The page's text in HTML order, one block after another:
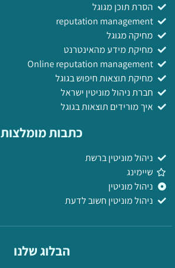
הסרת תוכן מגוגל
reputation management
מחיקה מגוגל
מחיקת מידע מהאינטרנט
Online reputation management
מחיקת תוצאות חיפוש בגוגל
חברת ניהול מוניטין ישראל
איך מורידים תוצאות בגוגל
כתבות מומלצות
ניהול מוניטין ברשת
שיימינג
ניהול מוניטין
ניהול מוניטין חשוב לדעת
הבלוג שלנו